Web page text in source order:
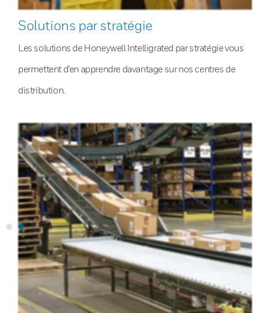
Solutions par stratégie
Les solutions de Honeywell Intelligrated par stratégie vous
permettent d’en apprendre davantage sur nos centres de
distribution.